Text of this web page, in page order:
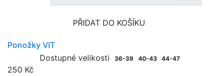
PŘIDAT DO KOŠÍKU
Ponožky VIT
Dostupné velikosti
36-39 40-43 44-47
250 Kč